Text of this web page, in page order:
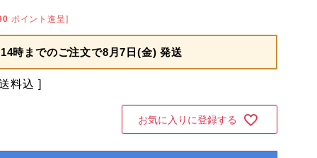
ポイント進呈]
14時までのご注文で8月7日(金) 発送
料込
お気に入りに登録する